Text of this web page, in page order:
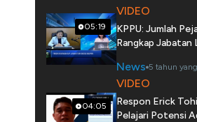
05:19
VIDEO
KPPU: Jumlah
Rangkap Jabatan
News 5 tahun
04:05
VIDEO
Respon Erick
Pelajari Potensi